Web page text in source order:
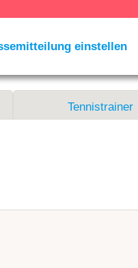
einstellen
Tennistrainer